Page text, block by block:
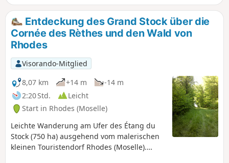
Entdeckung des Grand Stock über die
Cornée des Rèthes und den Wald von
Rhodes
Visorando-Mitglied
8,07 km
+14 m
-14 m
2:20 Std.
Leicht
Start in Rhodes (Moselle)
Leichte Wanderung am Ufer des Étang du
Stock (750 ha) ausgehend vom malerischen
kleinen Touristendorf Rhodes (Moselle).